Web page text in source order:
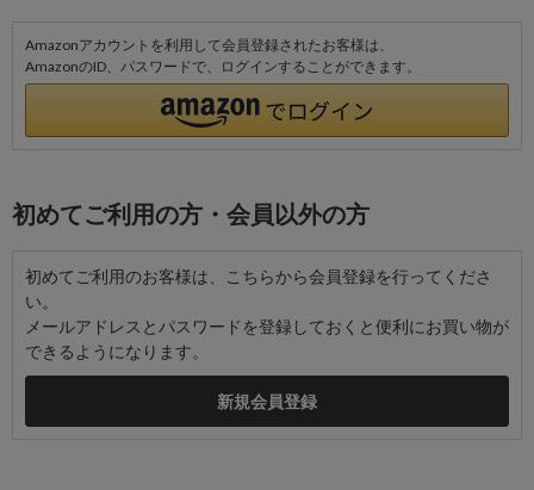
Amazonアカウントを利用して会員登録されたお客様は、
AmazonのID、パスワードで、ログインすることができます。
初めてご利用の方・会員以外の方
初めてご利用のお客様は、こちらから会員登録を行ってくださ
い。
メールアドレスとパスワードを登録しておくと便利にお買い物が
できるようになります。